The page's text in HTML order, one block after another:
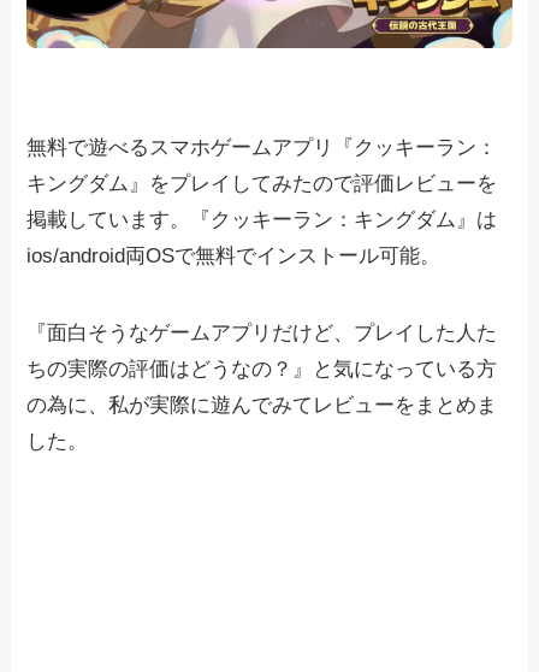
無料で遊べるスマホゲームアプリ『クッキーラン：
キングダム』をプレイしてみたので評価レビューを
掲載しています。『クッキーラン：キングダム』は
ios/android両OSで無料でインストール可能。
『面白そうなゲームアプリだけど、プレイした人た
ちの実際の評価はどうなの？』と気になっている方
の為に、私が実際に遊んでみてレビューをまとめま
した。